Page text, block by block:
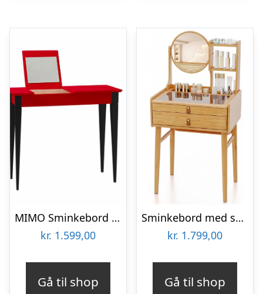
MIMO Sminkebord med spejl – 65×35 cm sorte ben / røde
kr. 1.599,00
Gå til shop
Sminkebord med skuffer i bambus H122 x B60 cm – Natur
kr. 1.799,00
Gå til shop